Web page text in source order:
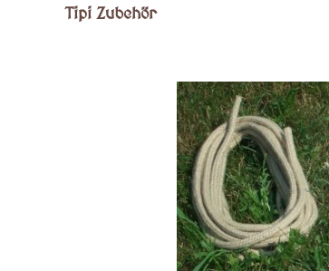
Tipi Zubehör